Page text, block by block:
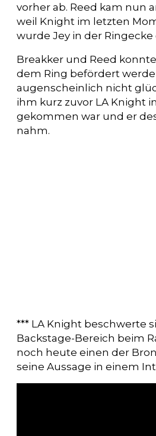
vorher ab. Reed kam nun
weil Knight im letzten
wurde Jey in der
Breakker und Reed
dem Ring befördert
augenscheinlich nicht
ihm kurz zuvor LA Knight
gekommen war und er
nahm.
*** LA Knight beschwerte
Backstage-Bereich beim
noch heute einen der
seine Aussage in einem